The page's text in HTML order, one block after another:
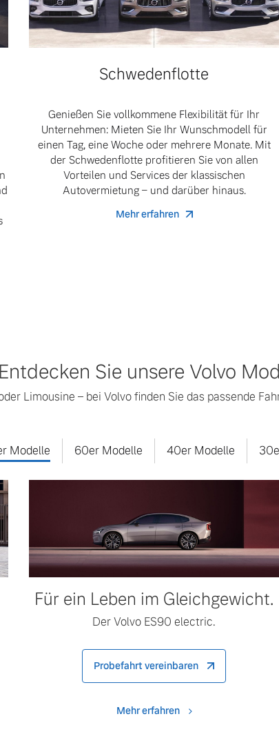
Schwedenflotte
Genießen Sie vollkommene Flexibilität für Ihr
Unternehmen: Mieten Sie Ihr Wunschmodell für
einen Tag, eine Woche oder mehrere Monate. Mit
der Schwedenflotte profitieren Sie von allen
Vorteilen und Services der klassischen
Autovermietung – und darüber hinaus.
Mehr erfahren
Entdecken Sie unsere Volvo
Limousine – bei Volvo finden Sie das passende
Modelle 60er Modelle 40er Modelle
Für ein Leben im Gleichgewicht.
Der Volvo ES90 electric.
Probefahrt vereinbaren
Mehr erfahren